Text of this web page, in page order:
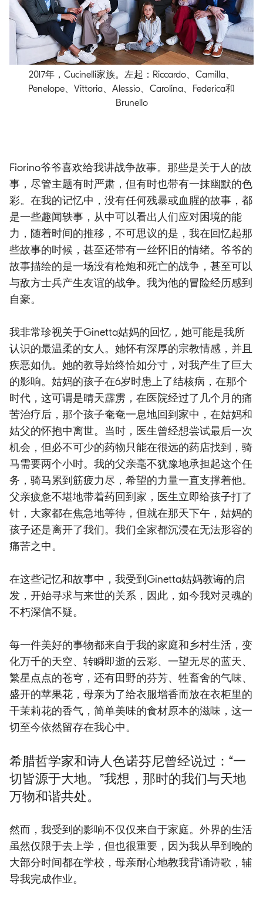
2017年，Cucinelli家族。左起：Riccardo、Camilla、
Penelope、Vittoria、Alessio、Carolina、Federica和
Brunello
Fiorino爷爷喜欢给我讲战争故事。那些是关于人的故
事，尽管主题有时严肃，但有时也带有一抹幽默的色
彩。在我的记忆中，没有任何残暴或血腥的故事，都
是一些趣闻轶事，从中可以看出人们应对困境的能
力，随着时间的推移，不可思议的是，我在回忆起那
些故事的时候，甚至还带有一丝怀旧的情绪。爷爷的
故事描绘的是一场没有枪炮和死亡的战争，甚至可以
与敌方士兵产生友谊的战争。我为他的冒险经历感到
自豪。
我非常珍视关于Ginetta姑妈的回忆，她可能是我所
认识的最温柔的女人。她怀有深厚的宗教情感，并且
疾恶如仇。她的教导始终恰如分寸，对我产生了巨大
的影响。姑妈的孩子在6岁时患上了结核病，在那个
时代，这可谓是晴天霹雳，在医院经过了几个月的痛
苦治疗后，那个孩子奄奄一息地回到家中，在姑妈和
姑父的怀抱中离世。当时，医生曾经想尝试最后一次
机会，但必不可少的药物只能在很远的药店找到，骑
马需要两个小时。我的父亲毫不犹豫地承担起这个任
务，骑马累到筋疲力尽，希望的力量一直支撑着他。
父亲疲惫不堪地带着药回到家，医生立即给孩子打了
针，大家都在焦急地等待，但就在那天下午，姑妈的
孩子还是离开了我们。我们全家都沉浸在无法形容的
痛苦之中。
在这些记忆和故事中，我受到Ginetta姑妈教诲的启
发，开始寻求与来世的关系，因此，如今我对灵魂的
不朽深信不疑。
每一件美好的事物都来自于我的家庭和乡村生活，变
化万千的天空、转瞬即逝的云彩、一望无尽的蓝天、
繁星点点的苍穹，还有田野的芬芳、牲畜舍的气味、
盛开的苹果花，母亲为了给衣服增香而放在衣柜里的
干茉莉花的香气，简单美味的食材原本的滋味，这一
切至今依然留存在我心中。
希腊哲学家和诗人色诺芬尼曾经说过：“一
切皆源于大地。”我想，那时的我们与天地
万物和谐共处。
然而，我受到的影响不仅仅来自于家庭。外界的生活
虽然仅限于去上学，但也很重要，因为我从早到晚的
大部分时间都在学校，母亲耐心地教我背诵诗歌，辅
导我完成作业。